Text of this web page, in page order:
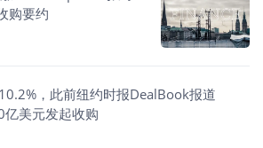
购要约
，此前纽约时报DealBook报道
美元发起收购